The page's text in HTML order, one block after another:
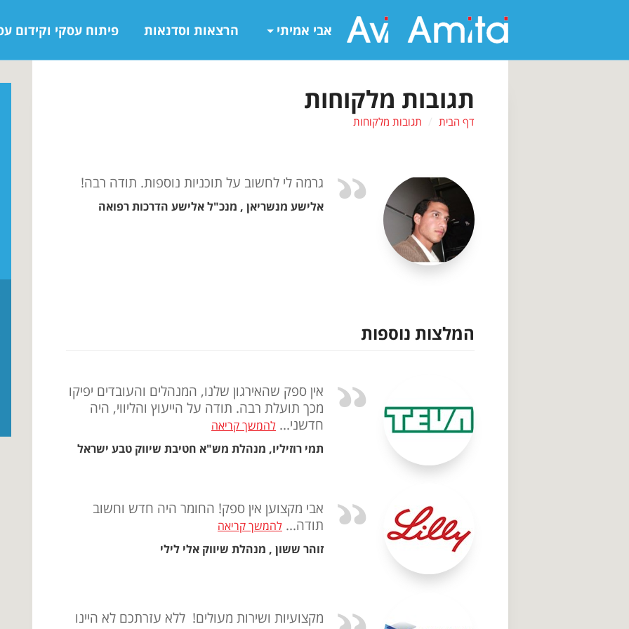
אבי אמיתי הרצאות וסדנאות פיתוח עסקי וקידום
תגובות מלקוחות
דף הבית תגובות מלקוחות
גרמה לי לחשוב על תוכניות נוספות. תודה רבה!
אלישע מנשריאן , מנכ"ל אלישע הדרכות רפואה
המלצות נוספות
אין ספק שהאירגון שלנו, המנהלים והעובדים יפיקו
מכך תועלת רבה. תודה על הייעוץ והליווי, היה
חדשני... להמשך קריאה
תמי רוזיליו, מנהלת מש"א חטיבת שיווק טבע ישראל
אבי מקצוען אין ספק! החומר היה חדש וחשוב
תודה... להמשך קריאה
זוהר ששון , מנהלת שיווק אלי לילי
מקצועיות ושירות מעולים! ללא עזרתכם לא היינו